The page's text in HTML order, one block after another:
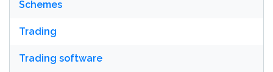
Schemes
Trading
Trading software